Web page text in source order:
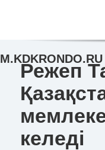
Режеп
келеді
M.KDKRONDO.RU